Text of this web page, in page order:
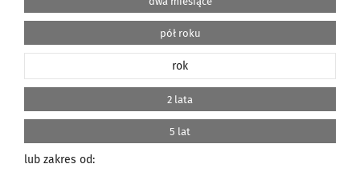
pół roku
rok
2 lata
5 lat
lub zakres od: